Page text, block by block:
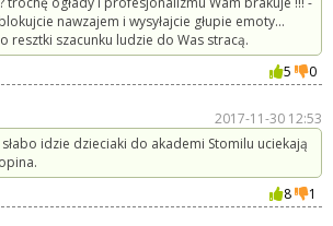
nawzajem i wysyłajcie głupie emoty...
resztki szacunku ludzie do Was stracą.
5
0
2017-11-30 12:53
idzie dzieciaki do akademi Stomilu uciekają
8
1